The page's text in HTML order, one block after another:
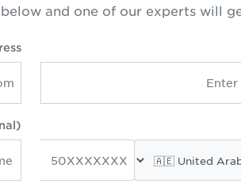
and one of our experts will